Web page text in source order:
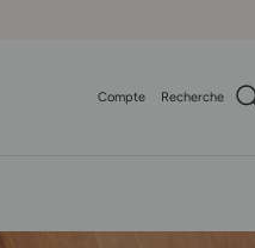
Compte Recherche